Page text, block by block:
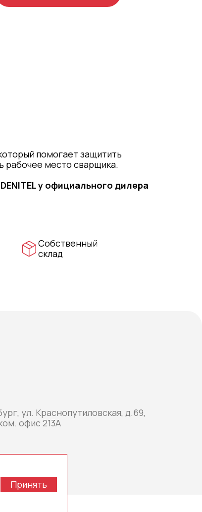
помогает защитить
рабочее место сварщика.
у официального дилера
Собственный
склад
ул. Краснопутиловская, д.69,
офис 213А
Принять